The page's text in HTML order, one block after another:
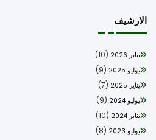
يناير 2026 (10)
يوليو 2025 (9)
يناير 2025 (7)
يوليو 2024 (9)
يناير 2024 (10)
يوليو 2023 (8)